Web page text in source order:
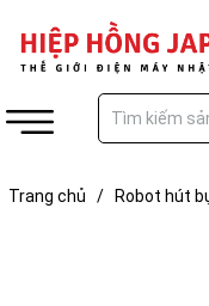
Trang chủ / Robot hút